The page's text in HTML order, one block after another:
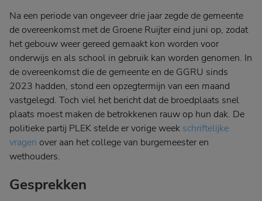
Na een periode van ongeveer drie jaar zegde de gemeente
de overeenkomst met de Groene Ruijter eind juni op, zodat
het gebouw weer gereed gemaakt kon worden voor
onderwijs en als school in gebruik kan worden genomen. In
de overeenkomst die de gemeente en de GGRU sinds
2023 hadden, stond een opzegtermijn van een maand
vastgelegd. Toch viel het bericht dat de broedplaats snel
plaats moest maken de betrokkenen rauw op hun dak. De
politieke partij PLEK stelde er vorige week schriftelijke
vragen over aan het college van burgemeester en
wethouders.
Gesprekken